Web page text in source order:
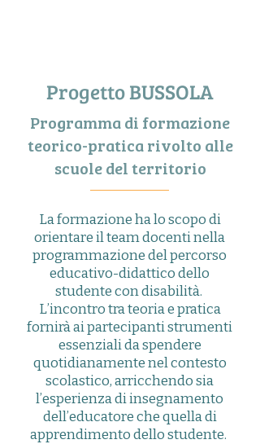
Progetto BUSSOLA
Programma di formazione
teorico-pratica rivolto alle
scuole del territorio
La formazione ha lo scopo di
orientare il team docenti nella
programmazione del percorso
educativo-didattico dello
studente con disabilità.
L’incontro tra teoria e pratica
fornirà ai partecipanti strumenti
essenziali da spendere
quotidianamente nel contesto
scolastico, arricchendo sia
l’esperienza di insegnamento
dell’educatore che quella di
apprendimento dello studente.